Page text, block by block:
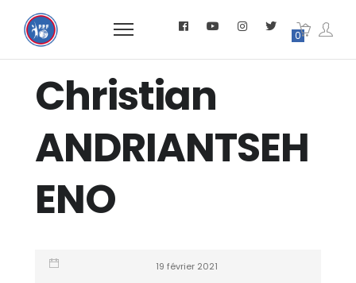
0
Christian
ANDRIANTSEH
ENO
19 février 2021